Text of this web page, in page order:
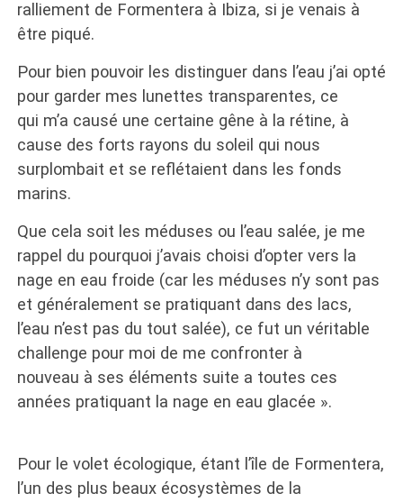
ralliement de Formentera à Ibiza, si je venais à
être piqué.
Pour bien pouvoir les distinguer dans l’eau j’ai opté
pour garder mes lunettes transparentes, ce
qui m’a causé une certaine gêne à la rétine, à
cause des forts rayons du soleil qui nous
surplombait et se reflétaient dans les fonds
marins.
Que cela soit les méduses ou l’eau salée, je me
rappel du pourquoi j’avais choisi d’opter vers la
nage en eau froide (car les méduses n’y sont pas
et généralement se pratiquant dans des lacs,
l’eau n’est pas du tout salée), ce fut un véritable
challenge pour moi de me confronter à
nouveau à ses éléments suite a toutes ces
années pratiquant la nage en eau glacée ».
Pour le volet écologique, étant l’île de Formentera,
l’un des plus beaux écosystèmes de la